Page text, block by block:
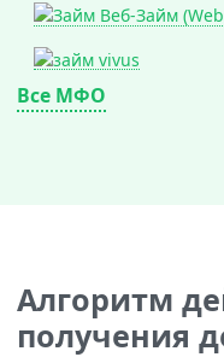
Все МФО
Алгоритм
получения